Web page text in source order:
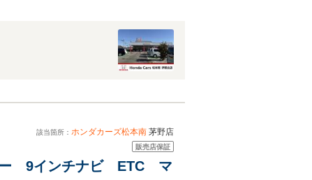
該当箇所： ホンダカーズ松本南 茅野店
販売店保証
ー 9インチナビ ETC マ